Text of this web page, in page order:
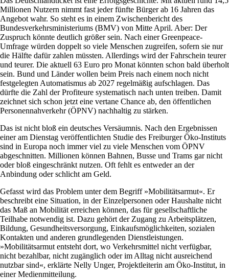
Millionen Nutzern nimmt fast jeder fünfte Bürger ab 16 Jahren das
Angebot wahr. So steht es in einem Zwischenbericht des
Bundesverkehrsministeriums (BMV) von Mitte April. Aber: Der
Zuspruch könnte deutlich größer sein. Nach einer Greenpeace-
Umfrage würden doppelt so viele Menschen zugreifen, sofern sie nur
die Hälfte dafür zahlen müssten. Allerdings wird der Fahrschein teurer
und teurer. Die aktuell 63 Euro pro Monat könnten schon bald überholt
sein. Bund und Länder wollen beim Preis nach einem noch nicht
festgelegten Automatismus ab 2027 regelmäßig aufschlagen. Das
dürfte die Zahl der Profiteure systematisch nach unten treiben. Damit
zeichnet sich schon jetzt eine vertane Chance ab, den öffentlichen
Personennahverkehr (ÖPNV) nachhaltig zu stärken.
Das ist nicht bloß ein deutsches Versäumnis. Nach den Ergebnissen
einer am Dienstag veröffentlichten Studie des Freiburger Öko-Instituts
sind in Europa noch immer viel zu viele Menschen vom ÖPNV
abgeschnitten. Millionen können Bahnen, Busse und Trams gar nicht
oder bloß eingeschränkt nutzen. Oft fehlt es entweder an der
Anbindung oder schlicht am Geld.
Gefasst wird das Problem unter dem Begriff »Mobilitätsarmut«. Er
beschreibt eine Situation, in der Einzelpersonen oder Haushalte nicht
das Maß an Mobilität erreichen können, das für gesellschaftliche
Teilhabe notwendig ist. Dazu gehört der Zugang zu Arbeitsplätzen,
Bildung, Gesundheitsversorgung, Einkaufsmöglichkeiten, sozialen
Kontakten und anderen grundlegenden Dienstleistungen.
»Mobilitätsarmut entsteht dort, wo Verkehrsmittel nicht verfügbar,
nicht bezahlbar, nicht zugänglich oder im Alltag nicht ausreichend
nutzbar sind«, erklärte Nelly Unger, Projektleiterin am Öko-Institut, in
einer Medienmitteilung.